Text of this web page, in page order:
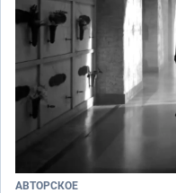
АВТОРСКОЕ